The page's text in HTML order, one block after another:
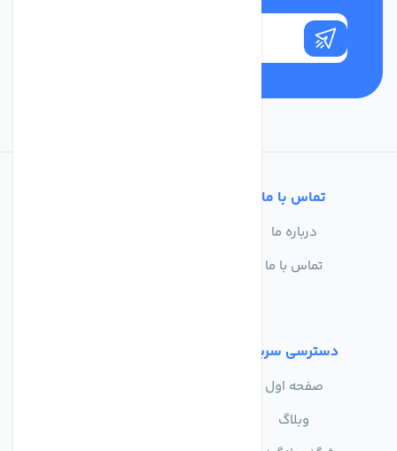
تماس با ما
درباره ما
تماس با ما
دسترسی سریع
صفحه اول
وبلاگ